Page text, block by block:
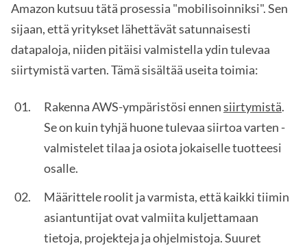
Amazon kutsuu tätä prosessia "mobilisoinniksi". Sen
sijaan, että yritykset lähettävät satunnaisesti
datapaloja, niiden pitäisi valmistella ydin tulevaa
siirtymistä varten. Tämä sisältää useita toimia:
Rakenna AWS-ympäristösi ennensiirtymistä.
Se on kuin tyhjä huone tulevaa siirtoa varten -
valmistelet tilaa ja osiota jokaiselle tuotteesi
osalle.
Määrittele roolit ja varmista, että kaikki tiimin
asiantuntijat ovat valmiita kuljettamaan
tietoja, projekteja ja ohjelmistoja. Suuret